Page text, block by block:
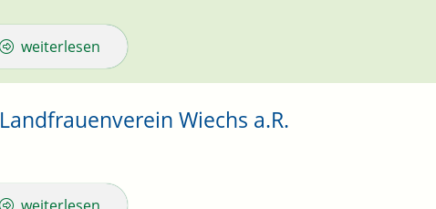
weiterlesen
Landfrauenverein Wiechs a.R.